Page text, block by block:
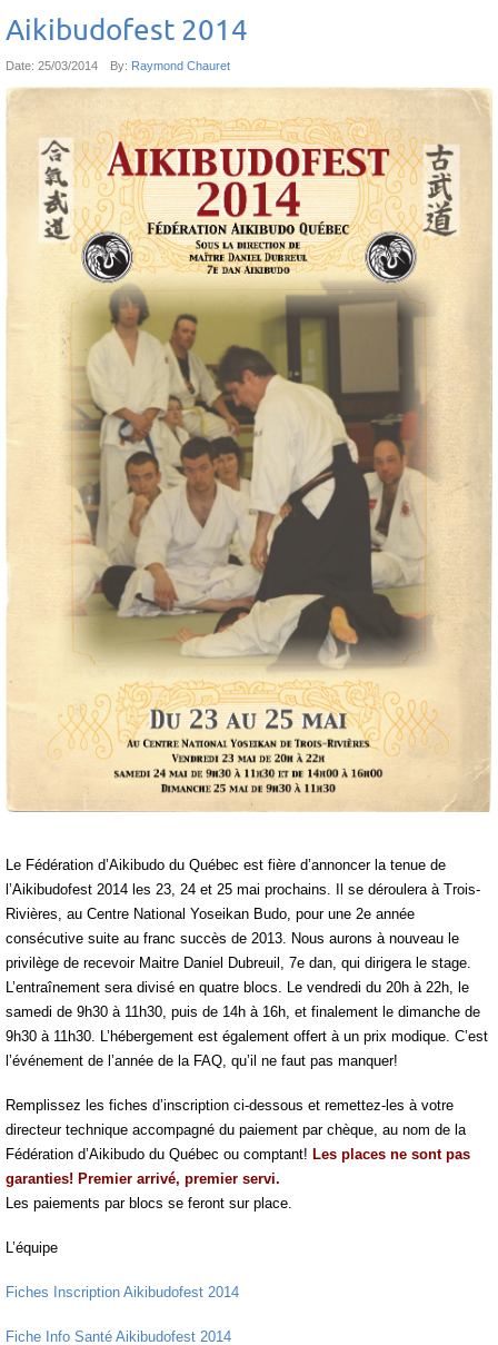
Aikibudofest 2014
Date: 25/03/2014 By: Raymond Chauret
Le Fédération d’Aikibudo du Québec est fière d’annoncer la tenue de
l’Aikibudofest 2014 les 23, 24 et 25 mai prochains. Il se déroulera à Trois-
Rivières, au Centre National Yoseikan Budo, pour une 2e année
consécutive suite au franc succès de 2013. Nous aurons à nouveau le
privilège de recevoir Maitre Daniel Dubreuil, 7e dan, qui dirigera le stage.
L’entraînement sera divisé en quatre blocs. Le vendredi du 20h à 22h, le
samedi de 9h30 à 11h30, puis de 14h à 16h, et finalement le dimanche de
9h30 à 11h30. L’hébergement est également offert à un prix modique. C’est
l’événement de l’année de la FAQ, qu’il ne faut pas manquer!
Remplissez les fiches d’inscription ci-dessous et remettez-les à votre
directeur technique accompagné du paiement par chèque, au nom de la
Fédération d’Aikibudo du Québec ou comptant! Les places ne sont pas
garanties! Premier arrivé, premier servi.
Les paiements par blocs se feront sur place.
L’équipe
Fiches Inscription Aikibudofest 2014
Fiche Info Santé Aikibudofest 2014